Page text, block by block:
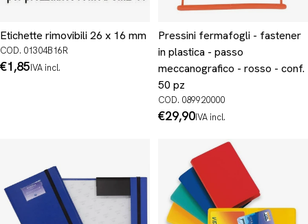
Etichette rimovibili 26 x 16 mm
COD. 01304B16R
Prezzo
€1,85IVA incl.
Pressini fermafogli - fastener
in plastica - passo
meccanografico - rosso - conf.
50 pz
COD. 089920000
Prezzo
€29,90IVA incl.